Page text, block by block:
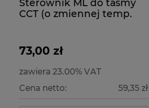
Sterownik ML do taśmy
CCT (o zmiennej temp.
73,00 zł
zawiera 23.00% VAT
Cena netto:
59,35 zł